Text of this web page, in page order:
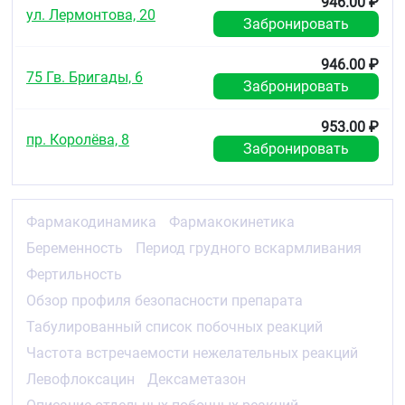
поверхностные формы кератитов, вызванных
кератит
ветряная оспа и другие вирусные заболевания
роговицы и конъюнктивы
микобактериальные инфекции глаз (в том
без сопутствующей противомикробной
терапии
грибковые заболевания глаз или ранее не
леченные паразитарные глазные инфекции
нарушение целостности эпителия роговицы, в
том числе после удаления инородного тела
беременность и период грудного
вскармливания
возраст до 18 лет (безопасность и
эффективность применения препарата у детей
не изучались)
Применение при беременности и в период
ул. Лермонтова, 20
Забронировать
75 Гв. Бригады, 6
946.00 ₽
Забронировать
пр. Королёва, 8
953.00 ₽
Забронировать
Фармакодинамика
Фармакокинетика
Беременность
Период грудного вскармливания
Фертильность
Обзор профиля безопасности препарата
Табулированный список побочных реакций
Частота встречаемости нежелательных реакций
Левофлоксацин
Дексаметазон